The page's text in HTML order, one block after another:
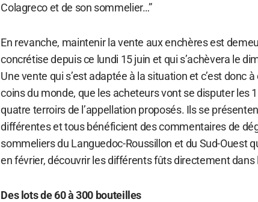
Colagreco et de son sommelier…”
En revanche, maintenir la vente aux enchères est
concrétise depuis ce lundi 15 juin et qui s’achèvera le
Une vente qui s’est adaptée à la situation et c’est donc
coins du monde, que les acheteurs vont se disputer les
quatre terroirs de l’appellation proposés. Ils se
différentes et tous bénéficient des commentaires de
sommeliers du Languedoc-Roussillon et du Sud-Ouest
en février, découvrir les différents fûts directement dans
Des lots de 60 à 300 bouteilles